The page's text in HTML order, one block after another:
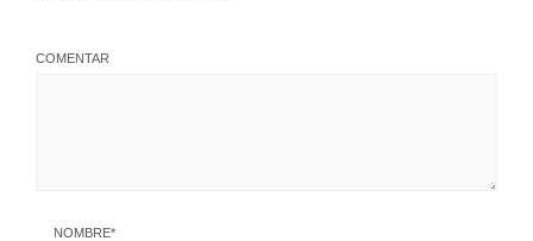
COMENTAR
NOMBRE*